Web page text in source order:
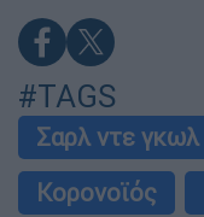
#TAGS
Σαρλ ντε γκωλ
Κορονοϊός